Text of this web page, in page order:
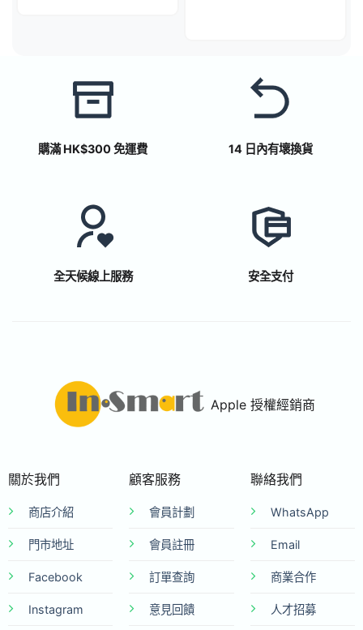
購滿 HK$300 免運費 14 日內有壞換貨
全天候線上服務 安全支付
Apple 授權經銷商
關於我們
商店介紹
門市地址
Facebook
Instagram
顧客服務
會員計劃
會員註冊
訂單查詢
意見回饋
聯絡我們
WhatsApp
Email
商業合作
人才招募